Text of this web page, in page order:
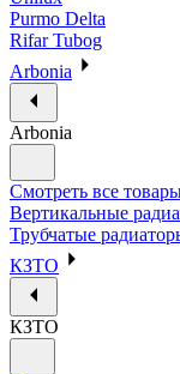
Purmo Delta
Rifar Tubog
Arbonia
Arbonia
Смотреть все
Вертикальные
Трубчатые
КЗТО
КЗТО